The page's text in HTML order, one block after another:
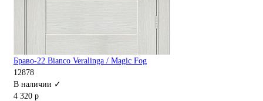
Браво-22 Bianco Veralinga / Magic Fog
12878
В наличии ✓
4 320 р